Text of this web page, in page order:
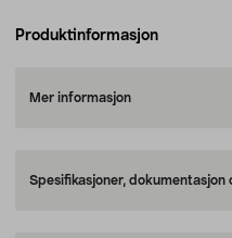
Produktinformasjon
Mer informasjon
Spesifikasjoner, dokumentasjon